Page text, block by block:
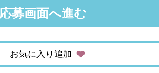
応募画面へ進む
お気に入り追加